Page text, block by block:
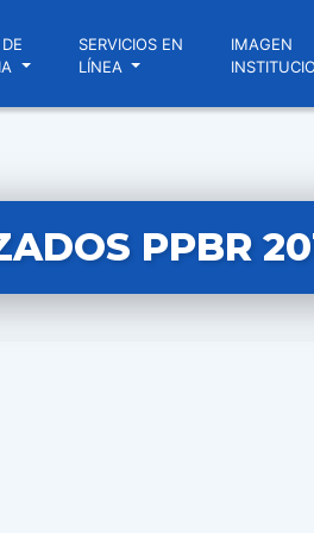
SERVICIOS EN
LÍNEA
IMAGEN
PPBR